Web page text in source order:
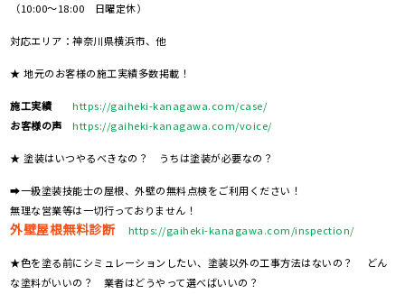
（10:00～18:00 日曜定休）
対応エリア：神奈川県横浜市、他
★ 地元のお客様の施工実績多数掲載！
施工実績
https://gaiheki-kanagawa.com/case/
お客様の声
https://gaiheki-kanagawa.com/voice/
★ 塗装はいつやるべきなの？ うちは塗装が必要なの？
➡一級塗装技能士の屋根、外壁の無料点検をご利用ください！
無理な営業等は一切行っておりません！
外壁屋根無料診断 https://gaiheki-kanagawa.com/inspection/
★色を塗る前にシミュレーションしたい、塗装以外の工事方法はないの？ どん
な塗料がいいの？ 業者はどうやって選べばいいの？